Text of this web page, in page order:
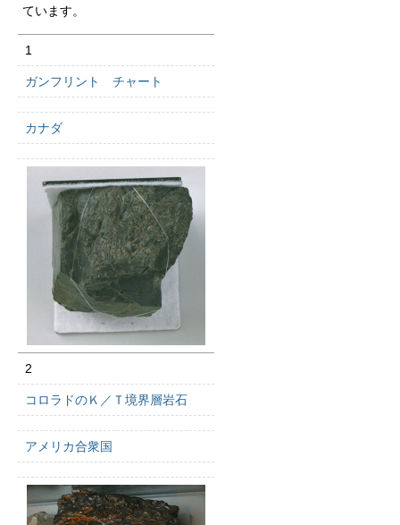
ています。
1
ガンフリント チャート
カナダ
2
コロラドのＫ／Ｔ境界層岩石
アメリカ合衆国